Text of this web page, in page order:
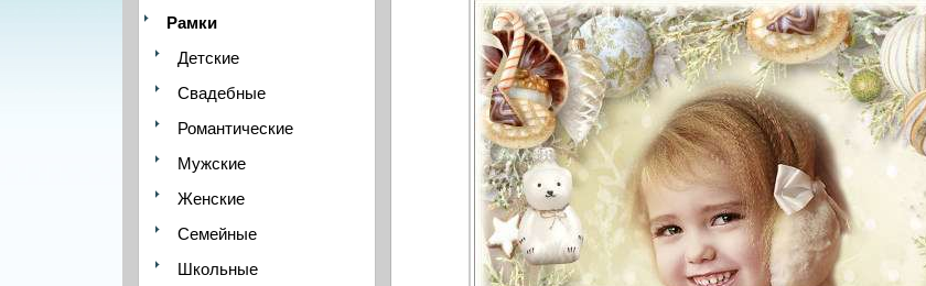
Рамки
Детские
Свадебные
Романтические
Мужские
Женские
Семейные
Школьные